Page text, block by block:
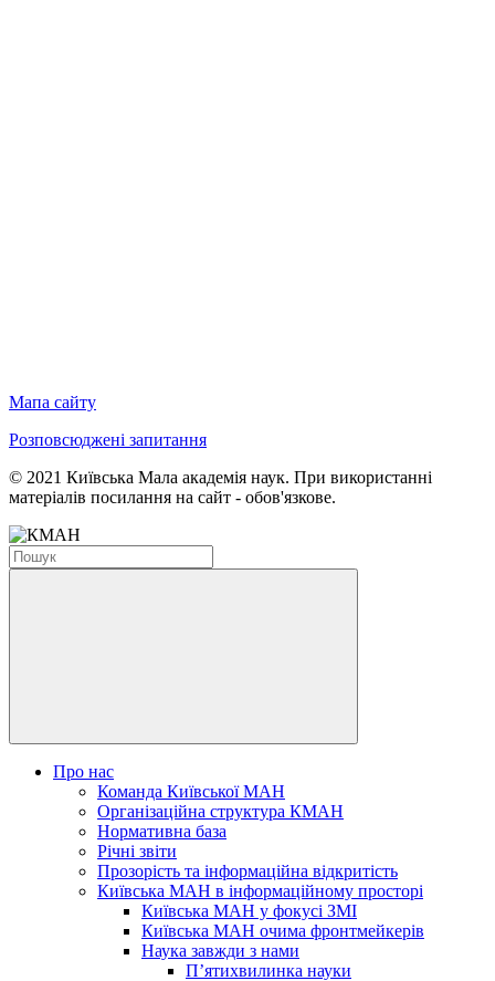
Мапа сайту
Розповсюджені запитання
© 2021 Київська Мала академія наук. При використанні
матеріалів посилання на сайт - обов'язкове.
Про нас
Команда Київської МАН
Організаційна структура КМАН
Нормативна база
Річні звіти
Прозорість та інформаційна відкритість
Київська МАН в інформаційному просторі
Київська МАН у фокусі ЗМІ
Київська МАН очима фронтмейкерів
Наука завжди з нами
П’ятихвилинка науки